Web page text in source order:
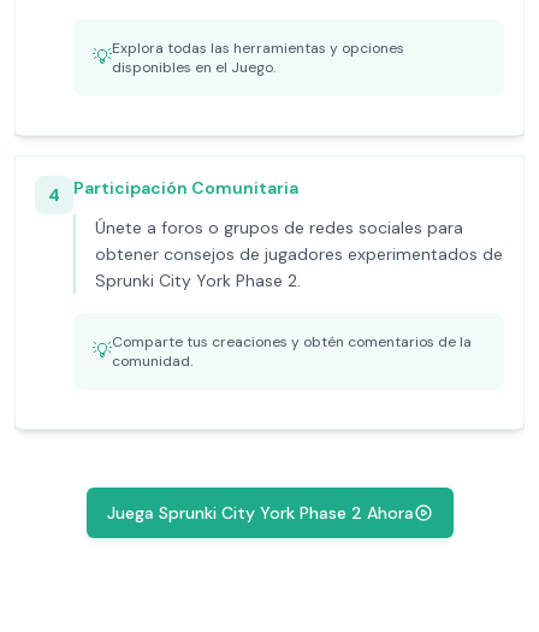
💡Explora todas las herramientas y opciones
disponibles en el Juego.
4
Participación Comunitaria
Únete a foros o grupos de redes sociales para
obtener consejos de jugadores experimentados de
Sprunki City York Phase 2.
💡Comparte tus creaciones y obtén comentarios de la
comunidad.
Juega Sprunki City York Phase 2 Ahora